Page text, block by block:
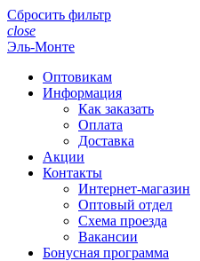
Сбросить фильтр
close
Эль-Монте
Оптовикам
Информация
Как заказать
Оплата
Доставка
Акции
Контакты
Интернет-магазин
Оптовый отдел
Схема проезда
Вакансии
Бонусная программа